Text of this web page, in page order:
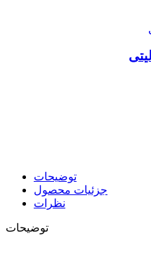
توضیحات
جزئیات محصول
نظرات
توضیحات